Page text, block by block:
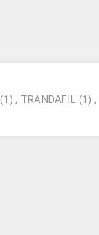
(1) , TRANDAFIL (1) ,